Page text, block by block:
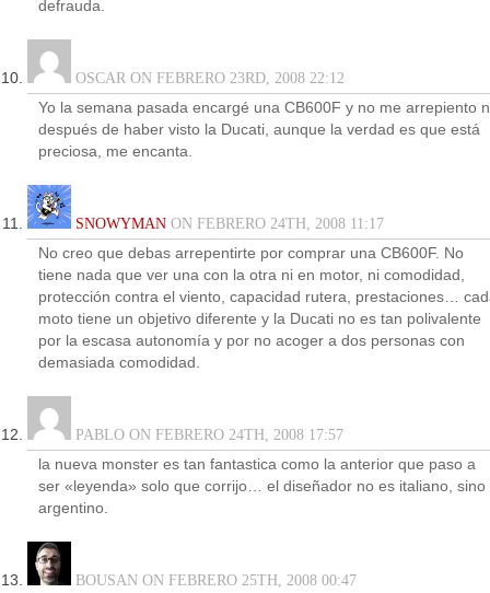
defrauda.
OSCAR ON FEBRERO 23RD, 2008 22:12
Yo la semana pasada encargé una CB600F y no me arrepiento
después de haber visto la Ducati, aunque la verdad es que está
preciosa, me encanta.
SNOWYMAN ON FEBRERO 24TH, 2008 11:17
No creo que debas arrepentirte por comprar una CB600F. No
tiene nada que ver una con la otra ni en motor, ni comodidad,
protección contra el viento, capacidad rutera, prestaciones…
moto tiene un objetivo diferente y la Ducati no es tan polivalente
por la escasa autonomía y por no acoger a dos personas con
demasiada comodidad.
PABLO ON FEBRERO 24TH, 2008 17:57
la nueva monster es tan fantastica como la anterior que paso a
ser «leyenda» solo que corrijo… el diseñador no es italiano, sino
argentino.
BOUSAN ON FEBRERO 25TH, 2008 00:47